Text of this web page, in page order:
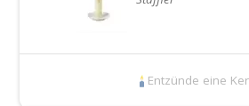
Entzünde eine